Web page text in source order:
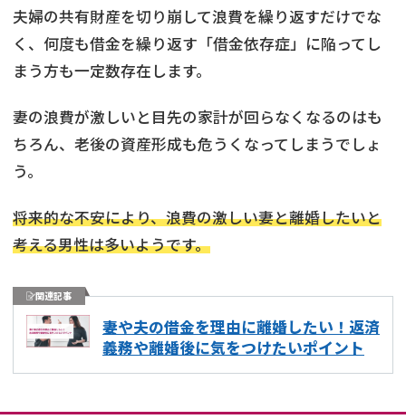
夫婦の共有財産を切り崩して浪費を繰り返すだけでな
く、何度も借金を繰り返す「借金依存症」に陥ってし
まう方も一定数存在します。
妻の浪費が激しいと目先の家計が回らなくなるのはも
ちろん、老後の資産形成も危うくなってしまうでしょ
う。
将来的な不安により、浪費の激しい妻と離婚したいと
考える男性は多いようです。
関連記事
妻や夫の借金を理由に離婚したい！返済
義務や離婚後に気をつけたいポイント